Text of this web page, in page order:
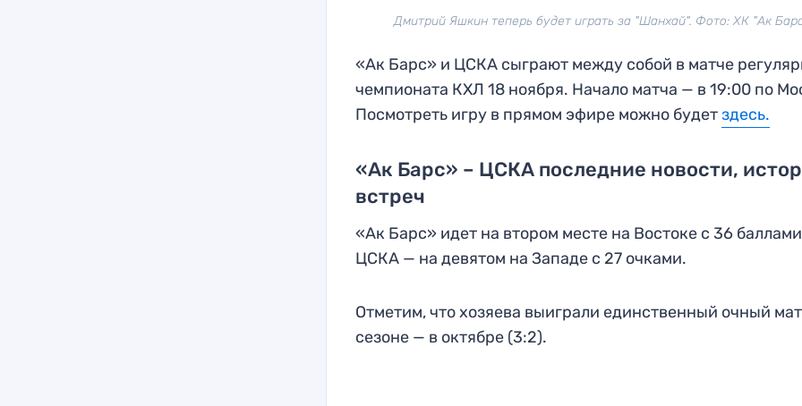
Дмитрий Яшкин теперь будет играть за "Шанхай". Фото: ХК "Ак
«Ак Барс» и ЦСКА сыграют между собой в матче
чемпионата КХЛ 18 ноября. Начало матча — в 19:00 по
Посмотреть игру в прямом эфире можно будетздесь.
«Ак Барс» – ЦСКА последние новости,
встреч
«Ак Барс» идет на втором месте на Востоке с 36
ЦСКА — на девятом на Западе с 27 очками.
Отметим, что хозяева выиграли единственный очный
сезоне — в октябре (3:2).